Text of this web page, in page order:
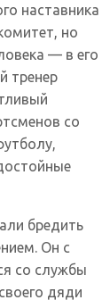
наставника
но
— в его
тренер
со
бредить
Он с
со службы
дяди